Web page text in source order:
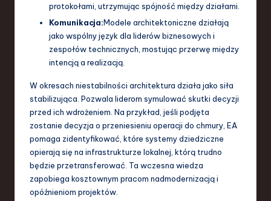
protokołami, utrzymując spójność między działami.
Komunikacja:Modele architektoniczne działają
jako wspólny język dla liderów biznesowych i
zespołów technicznych, mostując przerwę między
intencją a realizacją.
W okresach niestabilności architektura działa jako siła
stabilizująca. Pozwala liderom symulować skutki decyzji
przed ich wdrożeniem. Na przykład, jeśli podjęta
zostanie decyzja o przeniesieniu operacji do chmury, EA
pomaga zidentyfikować, które systemy dziedziczne
opierają się na infrastrukturze lokalnej, którą trudno
będzie przetransferować. Ta wczesna wiedza
zapobiega kosztownym pracom nadmodernizacją i
opóźnieniom projektów.